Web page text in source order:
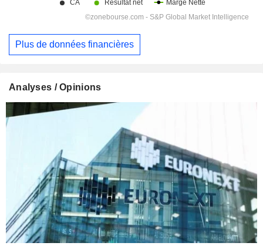
Plus de données financières
Analyses / Opinions